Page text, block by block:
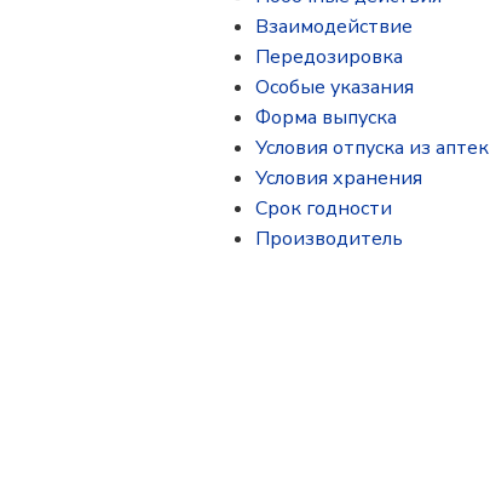
Взаимодействие
Передозировка
Особые указания
Форма выпуска
Условия отпуска из аптек
Условия хранения
Срок годности
Производитель